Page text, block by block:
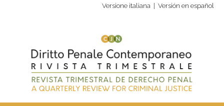
Versione italiana
Versión en español